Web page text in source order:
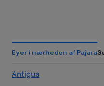
Byer i nærheden af Pajara
Antigua